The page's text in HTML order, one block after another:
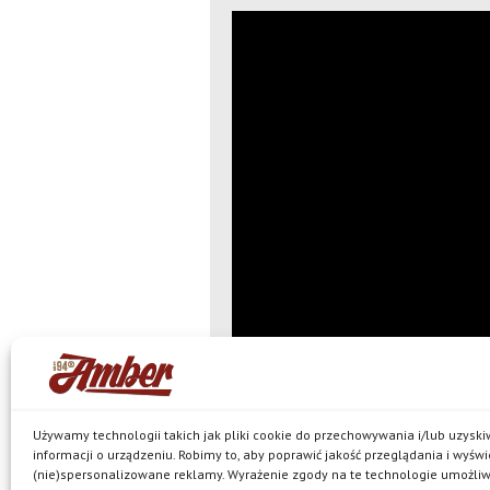
Używamy technologii takich jak pliki cookie do przechowywania i/lub
informacji o urządzeniu. Robimy to, aby poprawić jakość przeglądania i
(nie)spersonalizowane reklamy. Wyrażenie zgody na te technologie
konsumentów
© Browar Amber spółka z ograniczoną